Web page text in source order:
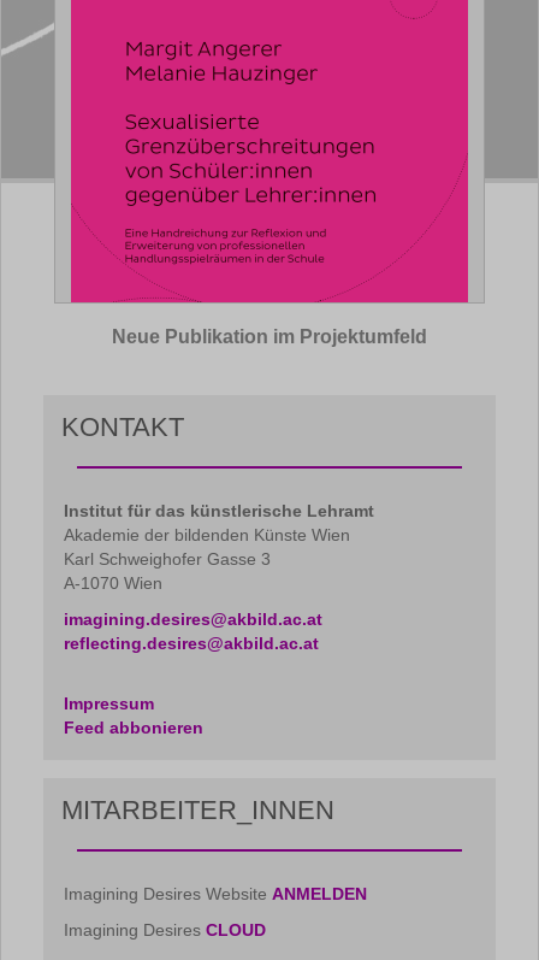
Neue Publikation im Projektumfeld
KONTAKT
Institut für das künstlerische Lehramt
Akademie der bildenden Künste Wien
Karl Schweighofer Gasse 3
A-1070 Wien
imagining.desires@akbild.ac.at
reflecting.desires@akbild.ac.at
Impressum
Feed abbonieren
MITARBEITER_INNEN
Imagining Desires Website ANMELDEN
Imagining Desires CLOUD